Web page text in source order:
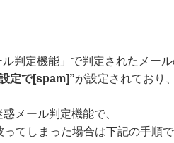
判定機能」で判定されたメー
定で[spam]”が設定されており
メール判定機能で、
てしまった場合は下記の手順で